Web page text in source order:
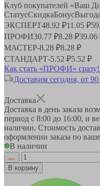
Клуб покупателей «Ваш
СтатусСкидкаБонусВыгода
ЭКСПЕРТ48.92 ₽11.05 ₽
ПРОФИ30.77 ₽8.28 ₽39.06
МАСТЕР-8.28 ₽8.28 ₽
СТАНДАРТ-5.52 ₽5.52 ₽
Как стать «ПРОФИ» сразу!
Доставим сегодня, от
Доставка
Доставка в день заказа
период с 8:00 до 16:00, и
наличии. Стоимость
оформлении заказа по
В наличии
В корзину